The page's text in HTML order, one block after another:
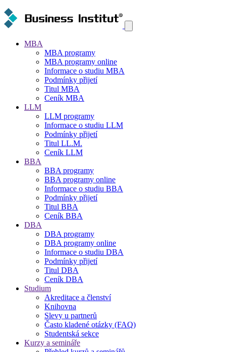
MBA
MBA programy
MBA programy online
Informace o studiu MBA
Podmínky přijetí
Titul MBA
Ceník MBA
LLM
LLM programy
Informace o studiu LLM
Podmínky přijetí
Titul LL.M.
Ceník LLM
BBA
BBA programy
BBA programy online
Informace o studiu BBA
Podmínky přijetí
Titul BBA
Ceník BBA
DBA
DBA programy
DBA programy online
Informace o studiu DBA
Podmínky přijetí
Titul DBA
Ceník DBA
Studium
Akreditace a členství
Knihovna
Slevy u partnerů
Často kladené otázky (FAQ)
Studentská sekce
Kurzy a semináře